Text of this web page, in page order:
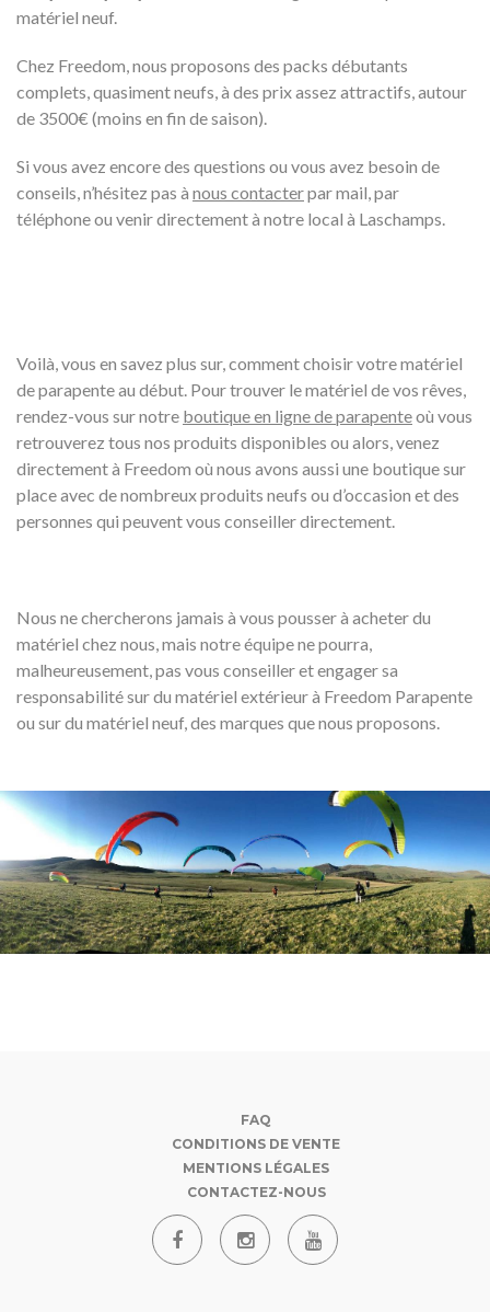
matériel neuf.
Chez Freedom, nous proposons des packs débutants
complets, quasiment neufs, à des prix assez attractifs, autour
de 3500€ (moins en fin de saison).
Si vous avez encore des questions ou vous avez besoin de
conseils, n’hésitez pas à nous contacterpar mail, par
téléphone ou venir directement à notre local à Laschamps.
Voilà, vous en savez plus sur, comment choisir votre matériel
de parapente au début. Pour trouver le matériel de vos rêves,
rendez-vous sur notre boutique en ligne de parapenteoù vous
retrouverez tous nos produits disponibles ou alors, venez
directement à Freedom où nous avons aussi une boutique sur
place avec de nombreux produits neufs ou d’occasion et des
personnes qui peuvent vous conseiller directement.
Nous ne chercherons jamais à vous pousser à acheter du
matériel chez nous, mais notre équipe ne pourra,
malheureusement, pas vous conseiller et engager sa
responsabilité sur du matériel extérieur à Freedom Parapente
ou sur du matériel neuf, des marques que nous proposons.
FAQ
CONDITIONS DE VENTE
MENTIONS LÉGALES
CONTACTEZ-NOUS